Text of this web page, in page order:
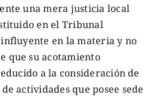
una mera justicia local
en el Tribunal
en la materia y no
que su acotamiento
a la consideración de
actividades que posee sede